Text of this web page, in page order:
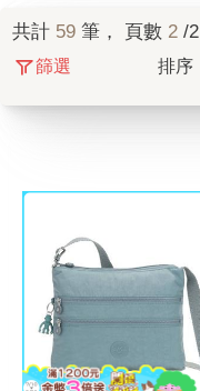
共計 59 筆， 頁數 2 /2
篩選 排序